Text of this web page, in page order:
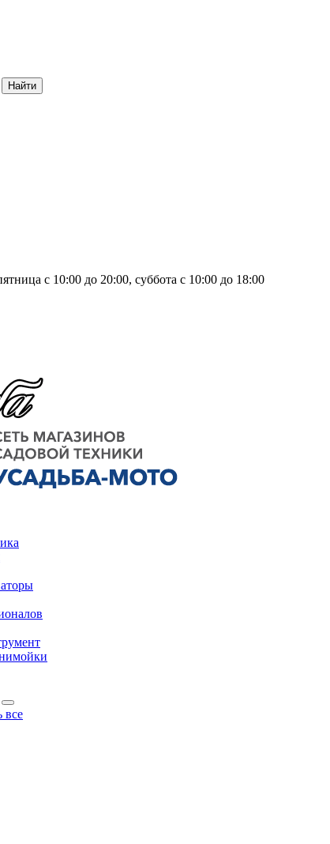
с 10:00 до 20:00, суббота с 10:00 до 18:00
все